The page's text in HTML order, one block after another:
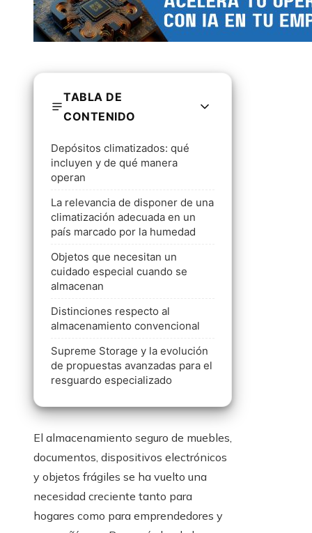
TABLA DE
CONTENIDO
Depósitos climatizados: qué
incluyen y de qué manera
operan
La relevancia de disponer de una
climatización adecuada en un
país marcado por la humedad
Objetos que necesitan un
cuidado especial cuando se
almacenan
Distinciones respecto al
almacenamiento convencional
Supreme Storage y la evolución
de propuestas avanzadas para el
resguardo especializado
El almacenamiento seguro de muebles,
documentos, dispositivos electrónicos
y objetos frágiles se ha vuelto una
necesidad creciente tanto para
hogares como para emprendedores y